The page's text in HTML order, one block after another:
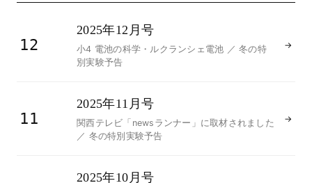
12
2025年12月号
小4 電池の科学・ルクランシェ電池 ／ 冬の特
別実験予告
→
11
2025年11月号
関西テレビ「newsランナー」に取材されました
／ 冬の特別実験予告
→
2025年10月号